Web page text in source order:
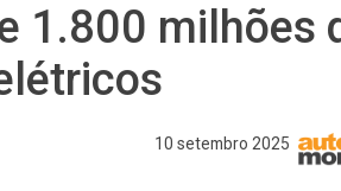
1.800 milhões
10 setembro 2025